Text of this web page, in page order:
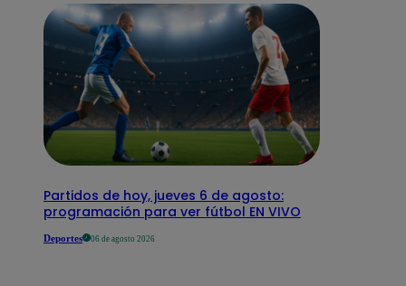
Partidos de hoy, jueves 6 de agosto:
programación para ver fútbol EN VIVO
Deportes 06 de agosto 2026